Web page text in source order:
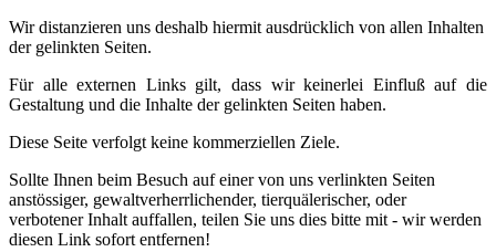
Wir distanzieren uns deshalb hiermit ausdrücklich von allen Inhalten
der gelinkten Seiten.
Für alle externen Links gilt, dass wir keinerlei Einfluß auf die
Gestaltung und die Inhalte der gelinkten Seiten haben.
Diese Seite verfolgt keine kommerziellen Ziele.
Sollte Ihnen beim Besuch auf einer von uns verlinkten Seiten
anstössiger, gewaltverherrlichender, tierquälerischer, oder
verbotener Inhalt auffallen, teilen Sie uns dies bitte mit - wir werden
diesen Link sofort entfernen!